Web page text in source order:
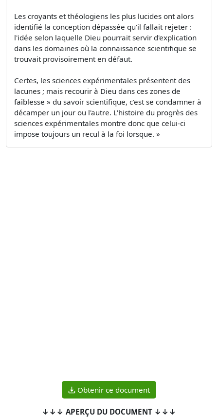
Les croyants et théologiens les plus lucides ont alors
identifié la conception dépassée qu'il fallait rejeter :
l'idée selon laquelle Dieu pourrait servir d'explication
dans les domaines où la connaissance scientifique se
trouvait provisoirement en défaut.
Certes, les sciences expérimentales présentent des
lacunes ; mais recourir à Dieu dans ces zones de
faiblesse » du savoir scientifique, c'est se condamner à
décamper un jour ou l'autre. L'histoire du progrès des
sciences expérimentales montre donc que celui-ci
impose toujours un recul à la foi lorsque. »
Obtenir ce document
↓↓↓ APERÇU DU DOCUMENT ↓↓↓